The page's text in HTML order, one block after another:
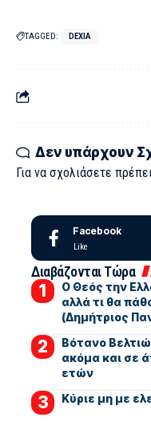
TAGGED: DEXIA
Δεν υπάρχουν
Για να σχολιάσετε
Facebook
Like
Διαβάζονται Τώρα
Ο Θεός την
αλλά τι θα
(Δημήτριος
Βότανο
ακόμα και σε
ετών
Kύριε μη με